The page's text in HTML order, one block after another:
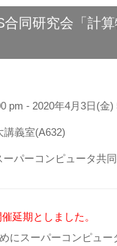
同研究会「計
pm - 2020年4月3日(金)
講義室(A632)
パーコンピュータ共
延期としました。
にスーパーコンピュ